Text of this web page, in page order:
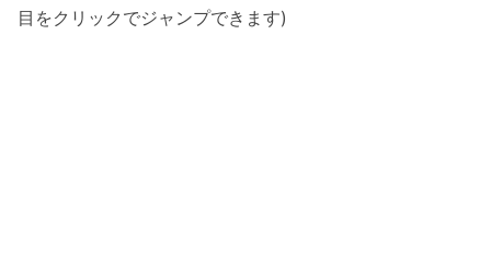
目をクリックでジャンプできます)